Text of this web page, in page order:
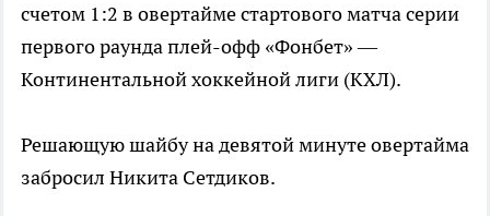
счетом 1:2 в овертайме стартового матча серии
первого раунда плей-офф «Фонбет» —
Континентальной хоккейной лиги (КХЛ).
Решающую шайбу на девятой минуте овертайма
забросил Никита Сетдиков.